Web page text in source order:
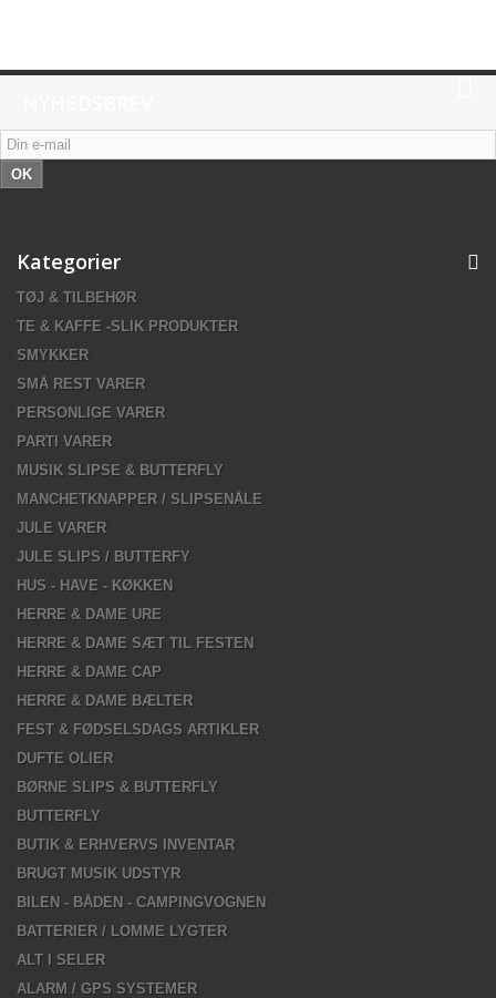
OK
Kategorier
TØJ & TILBEHØR
TE & KAFFE -SLIK PRODUKTER
SMYKKER
SMÅ REST VARER
PERSONLIGE VARER
PARTI VARER
MUSIK SLIPSE & BUTTERFLY
MANCHETKNAPPER / SLIPSENÅLE
JULE VARER
JULE SLIPS / BUTTERFY
HUS - HAVE - KØKKEN
HERRE & DAME URE
HERRE & DAME SÆT TIL FESTEN
HERRE & DAME CAP
HERRE & DAME BÆLTER
FEST & FØDSELSDAGS ARTIKLER
DUFTE OLIER
BØRNE SLIPS & BUTTERFLY
BUTTERFLY
BUTIK & ERHVERVS INVENTAR
BRUGT MUSIK UDSTYR
BILEN - BÅDEN - CAMPINGVOGNEN
BATTERIER / LOMME LYGTER
ALT I SELER
ALARM / GPS SYSTEMER